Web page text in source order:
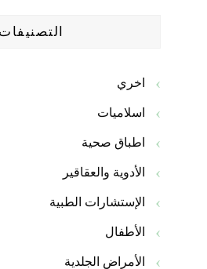
التصنيفات
اخري
اسلاميات
اطباق صحية
الأدوية والعقاقير
الإستشارات الطبية
الأطفال
الأمراض الجلدية